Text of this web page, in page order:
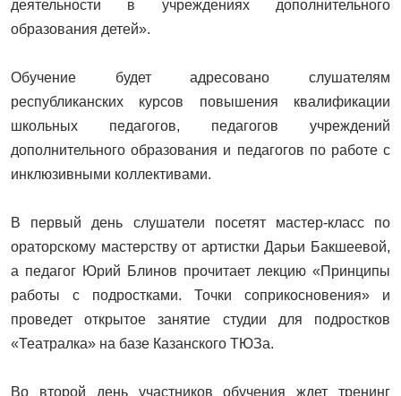
деятельности в учреждениях дополнительного
образования детей».
Обучение будет адресовано слушателям
республиканских курсов повышения квалификации
школьных педагогов, педагогов учреждений
дополнительного образования и педагогов по работе с
инклюзивными коллективами.
В первый день слушатели посетят мастер-класс по
ораторскому мастерству от артистки Дарьи Бакшеевой,
а педагог Юрий Блинов прочитает лекцию «Принципы
работы с подростками. Точки соприкосновения» и
проведет открытое занятие студии для подростков
«Театралка» на базе Казанского ТЮЗа.
Во второй день участников обучения ждет тренинг